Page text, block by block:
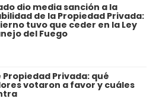
dio media sanción a la
de la Propiedad Privada:
tuvo que ceder en la Ley
del Fuego
Propiedad Privada: qué
votaron a favor y cuáles